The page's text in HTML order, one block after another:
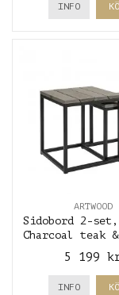
INFO
ARTWOOD
Sidobord 2-set,
Charcoal teak
5 199
INFO